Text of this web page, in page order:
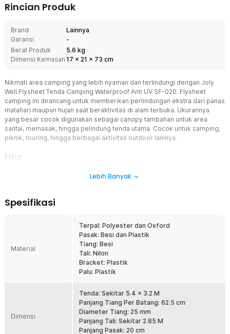
Rincian Produk
Brand
Lainnya
Garansi
-
Berat Produk
5.6 kg
Dimensi Kemasan 17 x 21 x 73 cm
Nikmati area camping yang lebih nyaman dan terlindungi dengan Joly
Well Flysheet Tenda Camping Waterproof Anti UV SF-020. Flysheet
camping ini dirancang untuk memberikan perlindungan ekstra dari panas
matahari maupun hujan saat beraktivitas di alam terbuka. Ukurannya
yang besar cocok digunakan sebagai canopy tambahan untuk area
santai, memasak, hingga pelindung tenda utama. Cocok untuk camping,
piknik, touring, hingga berbagai aktivitas outdoor lainnya.
Fitur
Area Perlindungan Lebih Luas
kebutuhan outdoor. Anda dapat menggunakannya sebagai
di atas tenda. Ukurannya yang besar membuat aktivitas camping
terasa lebih nyaman meski digunakan bersama banyak orang.
Sangat cocok untuk camping keluarga maupun komunitas outdoor.
Material Waterproof Tahan Hujan
Menggunakan kombinasi material polyester dan Oxford berkualitas
yang dirancang tahan terhadap kondisi outdoor. Bagian permukaan
saat hujan. Flysheet tetap nyaman digunakan untuk melindungi
perlengkapan maupun area santai saat cuaca berubah mendadak.
Cocok digunakan untuk camping, hiking, maupun aktivitas outdoor
lainnya.
Lebih Banyak
Spesifikasi
Material
Terpal: Polyester dan Oxford
Pasak: Besi dan Plastik
Tiang: Besi
Tali: Nilon
Bracket: Plastik
Palu: Plastik
Dimensi
Tenda: Sekitar 5.4 x 3.2 M
Panjang Tiang Per Batang: 62.5 cm
Diameter Tiang: 25 mm
Panjang Tali: Sekitar 2.85 M
Panjang Pasak: 20 cm